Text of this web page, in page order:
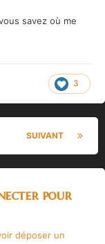
savez où me
3
SUIVANT
pour
déposer un